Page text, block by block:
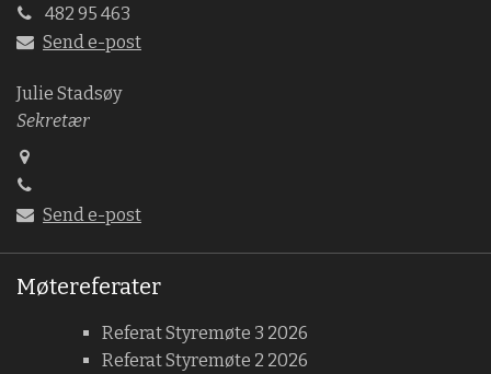
482 95 463
Send e-post
Julie Stadsøy
Sekretær
Send e-post
Møtereferater
Referat Styremøte 3 2026
Referat Styremøte 2 2026